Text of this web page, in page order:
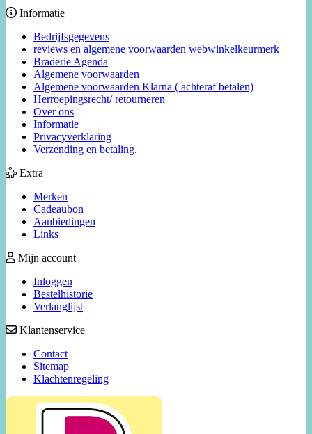
Informatie
Bedrijfsgegevens
reviews en algemene voorwaarden webwinkelkeurmerk
Braderie Agenda
Algemene voorwaarden
Algemene voorwaarden Klarna ( achteraf betalen)
Herroepingsrecht/ retourneren
Over ons
Informatie
Privacyverklaring
Verzending en betaling.
Extra
Merken
Cadeaubon
Aanbiedingen
Links
Mijn account
Inloggen
Bestelhistorie
Verlanglijst
Klantenservice
Contact
Sitemap
Klachtenregeling